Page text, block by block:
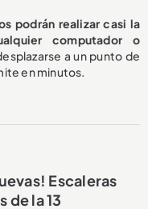
podrán realizar casi la
computador o
a un punto de
en minutos.
Escaleras
de la 13